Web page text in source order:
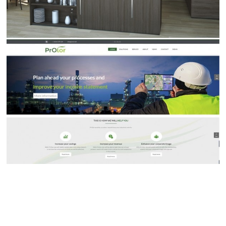
Proyectos 3d de Arquitectura de Exteriores e
Interiores
Infografías 3d